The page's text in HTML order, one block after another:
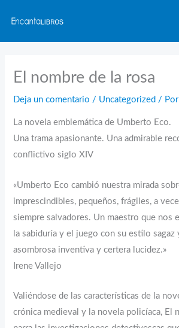
contenido
El nombre de la rosa
Deja un comentario / Uncategorized / Por
La novela emblemática de Umberto Eco.
Una trama apasionante. Una admirable
conflictivo siglo XIV
«Umberto Eco cambió nuestra mirada
imprescindibles, pequeños, frágiles, a
siempre salvadores. Un maestro que nos
la sabiduría y el juego con su estilo sagaz
asombrosa inventiva y certera lucidez.»
Irene Vallejo
Valiéndose de las características de la
crónica medieval y la novela policíaca, El